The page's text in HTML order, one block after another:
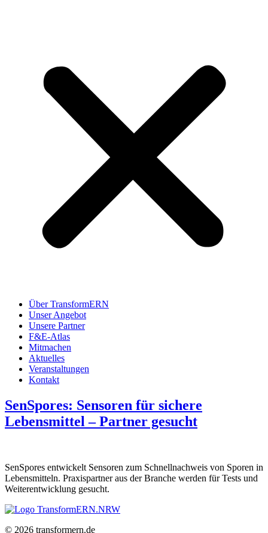
Über TransformERN
Unser Angebot
Unsere Partner
F&E-Atlas
Mitmachen
Aktuelles
Veranstaltungen
Kontakt
SenSpores: Sensoren für sichere
Lebensmittel – Partner gesucht
SenSpores entwickelt Sensoren zum Schnellnachweis von Sporen in
Lebensmitteln. Praxispartner aus der Branche werden für Tests und
Weiterentwicklung gesucht.
© 2026 transformern.de